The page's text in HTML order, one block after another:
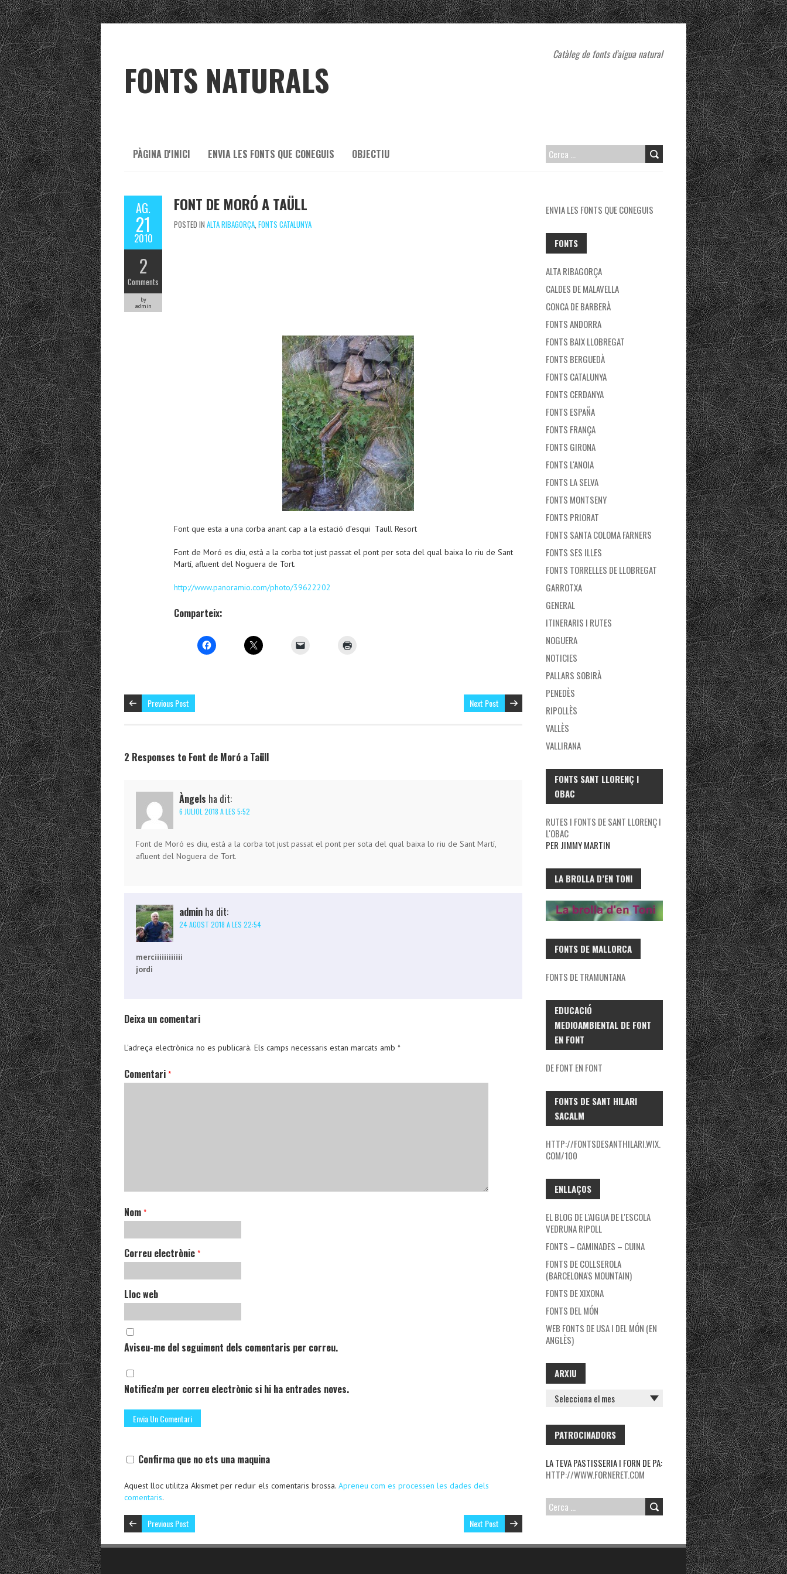
FONTS NATURALS
Catàleg de fonts d'aigua natural
PÀGINA D'INICI ENVIA LES FONTS QUE CONEGUIS OBJECTIU CERCA:
AG.
21
2010
2
Comments
by
admin
FONT DE MORÓ A TAÜLL
POSTED IN ALTA RIBAGORÇA, FONTS CATALUNYA
Font que esta a una corba anant cap a la estació d’esqui Taull Resort
Font de Moró es diu, està a la corba tot just passat el pont per sota del qual baixa lo riu de Sant
Martí, afluent del Noguera de Tort.
http://www.panoramio.com/photo/39622202
Comparteix:
Previous Post Next Post
2 Responses to Font de Moró a Taüll
Àngels ha dit:
6 JULIOL 2018 A LES 5:52
Font de Moró es diu, està a la corba tot just passat el pont per sota del qual baixa lo riu de Sant Martí,
afluent del Noguera de Tort.
admin ha dit:
24 AGOST 2018 A LES 22:54
merciiiiiiiiiiii
jordi
Deixa un comentari
L'adreça electrònica no es publicarà. Els camps necessaris estan marcats amb *
Comentari *
Nom *
Correu electrònic *
Lloc web
Aviseu-me del seguiment dels comentaris per correu.
Notifica'm per correu electrònic si hi ha entrades noves.
Confirma que no ets una maquina
Aquest lloc utilitza Akismet per reduir els comentaris brossa. Apreneu com es processen les dades dels
comentaris.
Previous Post Next Post
ENVIA LES FONTS QUE CONEGUIS
FONTS
ALTA RIBAGORÇA
CALDES DE MALAVELLA
CONCA DE BARBERÀ
FONTS ANDORRA
FONTS BAIX LLOBREGAT
FONTS BERGUEDÀ
FONTS CATALUNYA
FONTS CERDANYA
FONTS ESPAÑA
FONTS FRANÇA
FONTS GIRONA
FONTS L'ANOIA
FONTS LA SELVA
FONTS MONTSENY
FONTS PRIORAT
FONTS SANTA COLOMA FARNERS
FONTS SES ILLES
FONTS TORRELLES DE LLOBREGAT
GARROTXA
GENERAL
ITINERARIS I RUTES
NOGUERA
NOTICIES
PALLARS SOBIRÀ
PENEDÈS
RIPOLLÈS
VALLÈS
VALLIRANA
FONTS SANT LLORENÇ I
OBAC
RUTES I FONTS DE SANT LLORENÇ I
L'OBAC
PER JIMMY MARTIN
LA BROLLA D’EN TONI
FONTS DE MALLORCA
FONTS DE TRAMUNTANA
EDUCACIÓ
MEDIOAMBIENTAL DE FONT
EN FONT
DE FONT EN FONT
FONTS DE SANT HILARI
SACALM
HTTP://FONTSDESANTHILARI.WIX.
COM/100
ENLLAÇOS
EL BLOG DE L'AIGUA DE L'ESCOLA
VEDRUNA RIPOLL
FONTS – CAMINADES – CUINA
FONTS DE COLLSEROLA
(BARCELONA'S MOUNTAIN)
FONTS DE XIXONA
FONTS DEL MÓN
WEB FONTS DE USA I DEL MÓN (EN
ANGLÈS)
ARXIU
ARXIU
PATROCINADORS
LA TEVA PASTISSERIA I FORN DE PA:
HTTP://WWW.FORNERET.COM
CERCA: